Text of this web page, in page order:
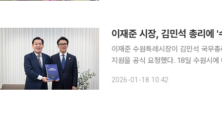
이재준 시장, 김민석 총리에
이재준 수원특례시장이 김민석 국무
지원을 공식 요청했다. 18일 수원시에 따르면 16일 수원컨벤션센터에서 열린 면담에서 이 시장은
수원 군 공항 이전을 통한 '민·군 통합
2026-01-18 10:42